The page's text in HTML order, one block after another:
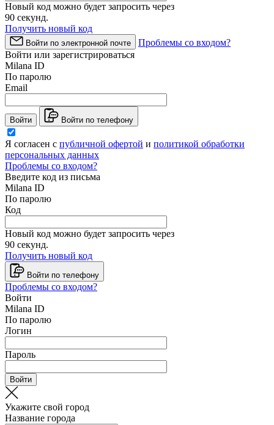
Новый код можно будет запросить через
90 секунд.
Получить новый код
Войти по электронной почте
Проблемы со входом?
Войти или зарегистрироваться
Milana ID
По паролю
Email
Войти Войти по телефону
Я согласен с публичной офертой и политикой обработки
персональных данных
Проблемы со входом?
Введите код из письма
Milana ID
По паролю
Код
Новый код можно будет запросить через
90 секунд.
Получить новый код
Войти по телефону
Проблемы со входом?
Войти
Milana ID
По паролю
Логин
Пароль
Войти
Укажите свой город
Название города